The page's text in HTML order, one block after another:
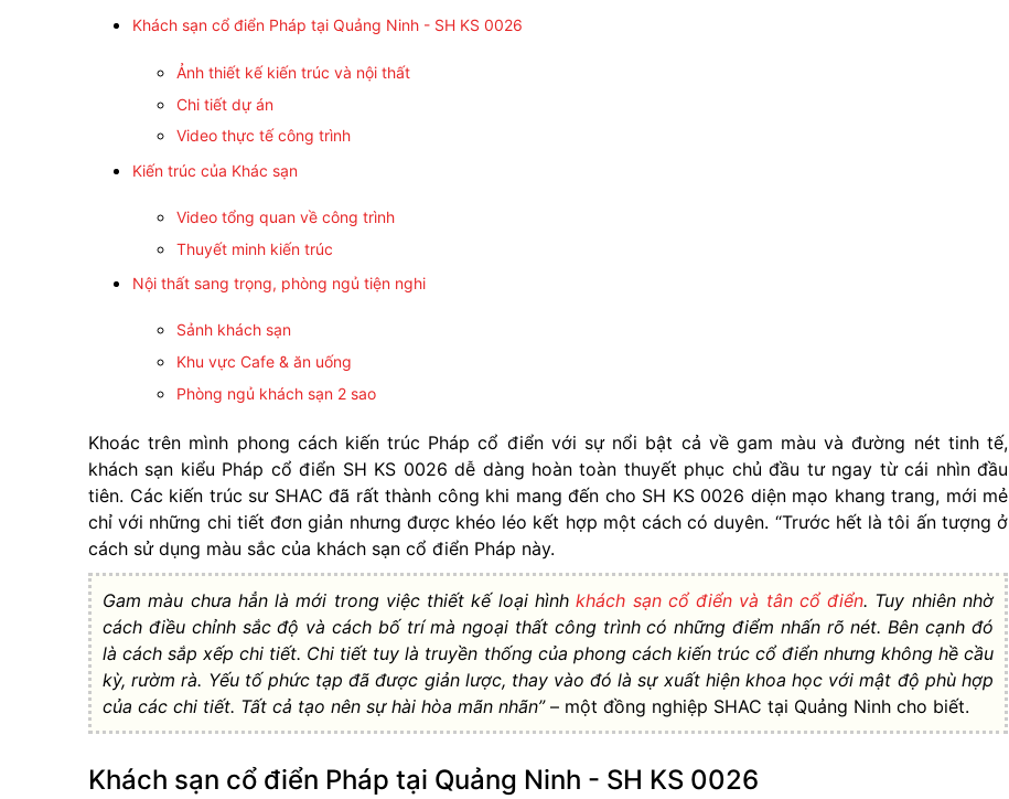
Khách sạn cổ điển Pháp tại Quảng Ninh - SH KS 0026
Ảnh thiết kế kiến trúc và nội thất
Chi tiết dự án
Video thực tế công trình
Kiến trúc của Khác sạn
Video tổng quan về công trình
Thuyết minh kiến trúc
Nội thất sang trọng, phòng ngủ tiện nghi
Sảnh khách sạn
Khu vực Cafe & ăn uống
Phòng ngủ khách sạn 2 sao
Khoác trên mình phong cách kiến trúc Pháp cổ điển với sự nổi bật cả về gam màu và đường nét tinh tế,
khách sạn kiểu Pháp cổ điển SH KS 0026 dễ dàng hoàn toàn thuyết phục chủ đầu tư ngay từ cái nhìn đầu
tiên. Các kiến trúc sư SHAC đã rất thành công khi mang đến cho SH KS 0026 diện mạo khang trang, mới mẻ
chỉ với những chi tiết đơn giản nhưng được khéo léo kết hợp một cách có duyên. “Trước hết là tôi ấn tượng ở
cách sử dụng màu sắc của khách sạn cổ điển Pháp này.
Gam màu chưa hẳn là mới trong việc thiết kế loại hìnhkhách sạn cổ điển và tân cổ điển. Tuy nhiên nhờ
cách điều chỉnh sắc độ và cách bố trí mà ngoại thất công trình có những điểm nhấn rõ nét. Bên cạnh đó
là cách sắp xếp chi tiết. Chi tiết tuy là truyền thống của phong cách kiến trúc cổ điển nhưng không hề cầu
kỳ, rườm rà. Yếu tố phức tạp đã được giản lược, thay vào đó là sự xuất hiện khoa học với mật độ phù hợp
của các chi tiết. Tất cả tạo nên sự hài hòa mãn nhãn”– một đồng nghiệp SHAC tại Quảng Ninh cho biết.
Khách sạn cổ điển Pháp tại Quảng Ninh - SH KS 0026